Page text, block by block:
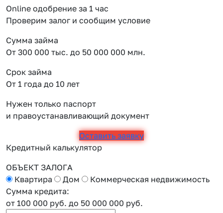
Online одобрение за 1 час
Проверим залог и сообщим условие
Сумма займа
От 300 000 тыс. до 50 000 000 млн.
Срок займа
От 1 года до 10 лет
Нужен только паспорт
и правоустанавливающий документ
Оставить заявку
Кредитный калькулятор
ОБЪЕКТ ЗАЛОГА
Квартира
Дом
Коммерческая недвижимость
Сумма кредита:
от 100 000 руб. до 50 000 000 руб.